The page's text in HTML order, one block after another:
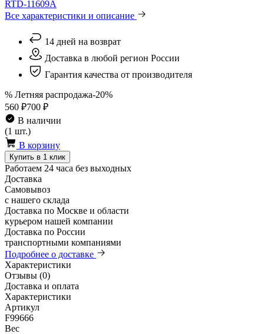
RTD-11609A
Все характеристики и описание
14 дней на возврат
Доставка в любой регион России
Гарантия качества от производителя
% Летняя распродажа-20%
560 ₽700 ₽
В наличии
(1 шт.)
В корзину
Купить в 1 клик
Работаем 24 часа без выходных
Доставка
Самовывоз
с нашего склада
Доставка по Москве и области
курьером нашей компании
Доставка по России
транспортными компаниями
Подробнее о доставке
Характеристики
Отзывы (0)
Доставка и оплата
Характеристики
Артикул
F99666
Вес